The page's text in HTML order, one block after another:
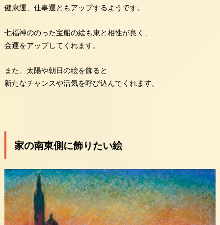
健康運、仕事運ともアップするようです。
七福神ののった宝船の絵も東と相性が良く、
金運をアップしてくれます。
また、太陽や朝日の絵を飾ると
新たなチャンスや活気を呼び込んでくれます。
家の南東側に飾りたい絵